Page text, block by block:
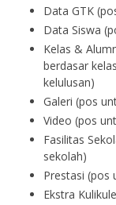
Data GTK
Data Siswa
Kelas &
berdasar
kelulusan)
Galeri (pos
Video (pos
Fasilitas
sekolah)
Prestasi (pos
Ekstra